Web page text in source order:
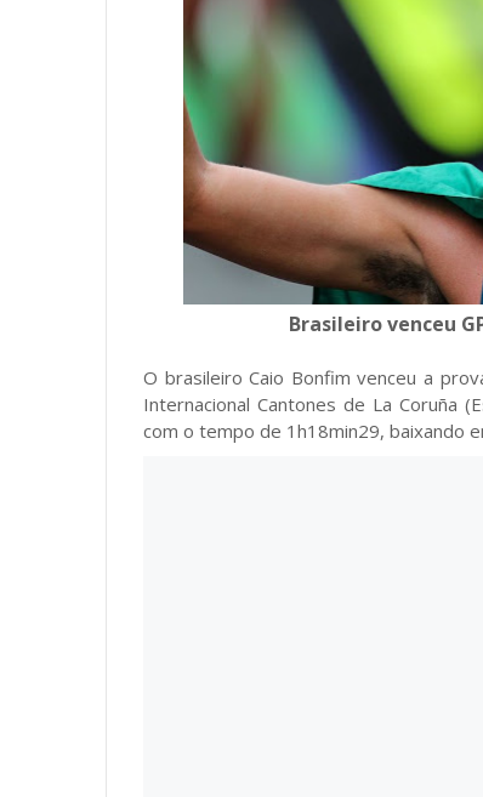
Brasileiro venceu
O brasileiro Caio Bonfim venceu a
Internacional Cantones de La Coruña
com o tempo de 1h18min29, baixando